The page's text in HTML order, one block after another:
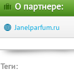
О партнере:
Janelparfum.ru
Теги: